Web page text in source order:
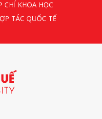
CHÍ KHOA HỌC
TÁC QUỐC TẾ